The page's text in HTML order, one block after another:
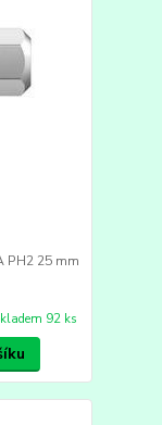
PH2 25 mm
92 ks